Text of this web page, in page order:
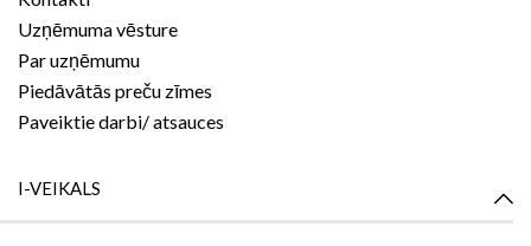
Uzņēmuma vēsture
Par uzņēmumu
Piedāvātās preču zīmes
Paveiktie darbi/ atsauces
I-VEIKALS